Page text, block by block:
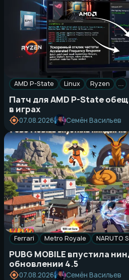
AMD P-State Linux Ryzen …
Патч для AMD P-State
в играх
07.08.2026 Семён Васильев
Ferrari Metro Royale NARUTO
PUBG MOBILE впустила
обновлении 4.5
07.08.2026 Семён Васильев